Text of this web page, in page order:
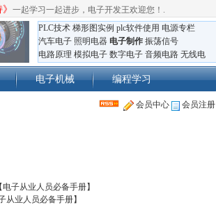
一起学习一起进步，电子开发王欢迎您！ .
PLC技术 梯形图实例 plc软件使用 电源专栏
汽车电子 照明电器 电子制作 振荡信号
电路原理 模拟电子 数字电子 音频电路 无线电
电子机械 编程学习
会员中心 会员注册
子从业人员必备手册】
业人员必备手册】